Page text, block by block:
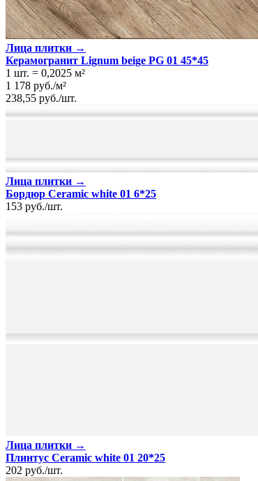
Лица плитки →
Керамогранит Lignum beige PG 01 45*45
1 шт. = 0,2025 м²
1 178 руб./м²
238,55 руб./шт.
Лица плитки →
Бордюр Ceramic white 01 6*25
153 руб./шт.
Лица плитки →
Плинтус Ceramic white 01 20*25
202 руб./шт.